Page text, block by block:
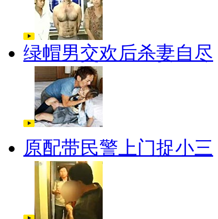
绿帽男交欢后杀妻自尽
原配带民警上门捉小三